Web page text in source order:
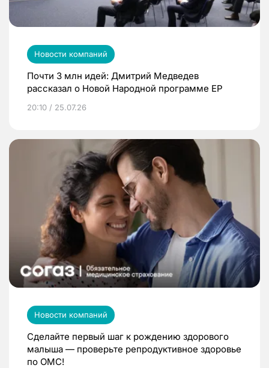
Новости компаний
Почти 3 млн идей: Дмитрий Медведев
рассказал о Новой Народной программе ЕР
20:10 / 25.07.26
Новости компаний
Сделайте первый шаг к рождению здорового
малыша — проверьте репродуктивное здоровье
по ОМС!